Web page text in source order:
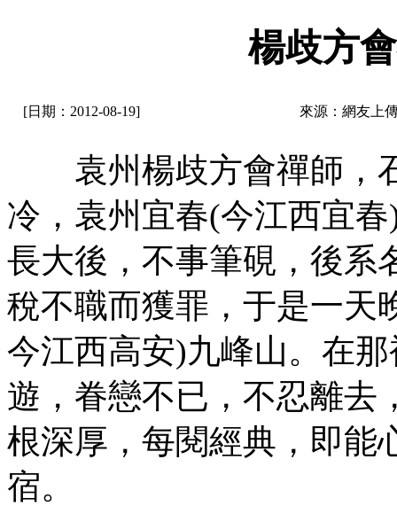
楊歧方
[日期：2012-08-19] 來源：網友上
袁州楊歧方會禪師，
冷，袁州宜春(今江西宜
長大後，不事筆硯，後系
稅不職而獲罪，于是一天
今江西高安)九峰山。在
遊，眷戀不已，不忍離去
根深厚，每閱經典，即能
宿。